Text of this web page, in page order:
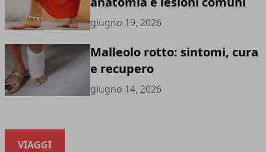
giugno 19, 2026
Malleolo rotto: sintomi, cura
e recupero
giugno 14, 2026
VIAGGI